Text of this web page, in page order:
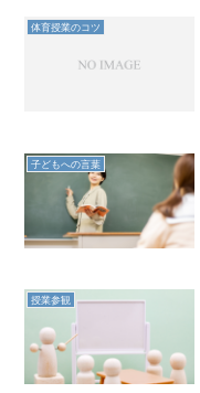
体育授業のコツ
子どもへの言葉
授業参観